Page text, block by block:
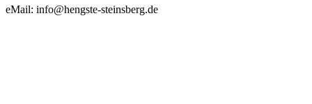
eMail: info@hengste-steinsberg.de